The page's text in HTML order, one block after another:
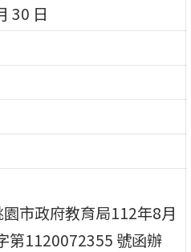
30 日
市政府教育局112年8月
第1120072355 號函辦